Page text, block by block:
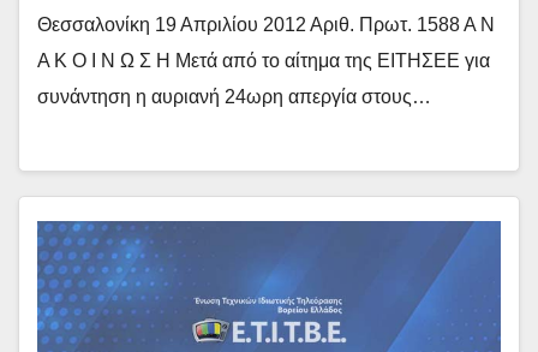
Θεσσαλονίκη 19 Απριλίου 2012 Αριθ. Πρωτ. 1588 Α Ν
Α Κ Ο Ι Ν Ω Σ Η Μετά από το αίτημα της ΕΙΤΗΣΕΕ για
συνάντηση η αυριανή 24ωρη απεργία στους…